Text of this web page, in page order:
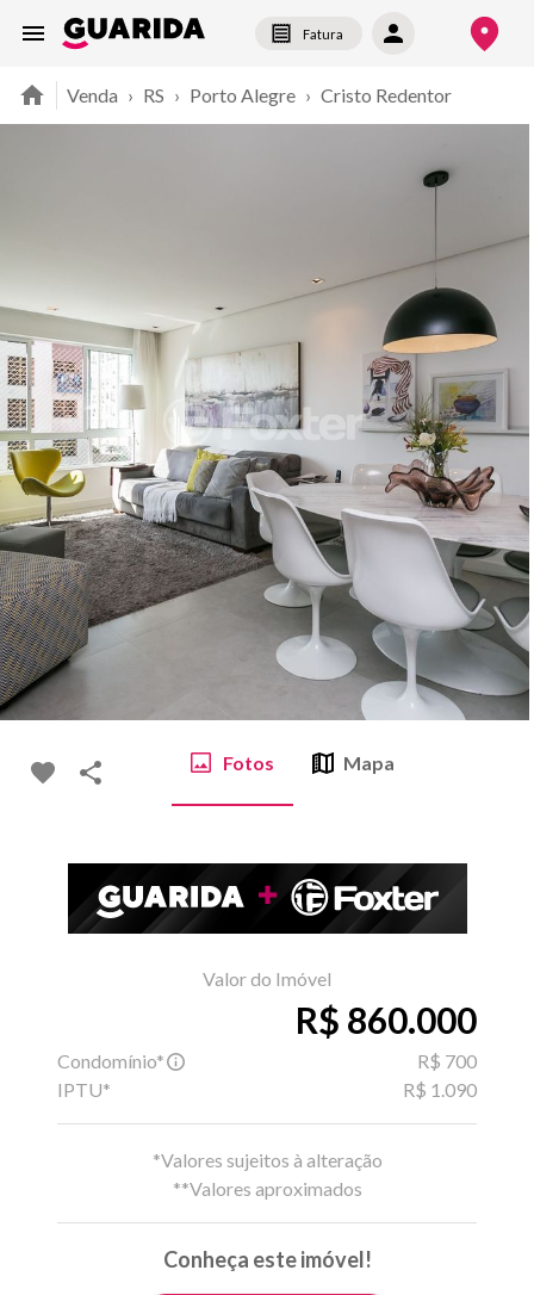
Fatura
Venda › RS › Porto Alegre › Cristo Redentor
Fotos Mapa
Valor do Imóvel
R$ 860.000
Condomínio*
R$ 700
IPTU*
R$ 1.090
*Valores sujeitos à alteração
**Valores aproximados
Conheça este imóvel!